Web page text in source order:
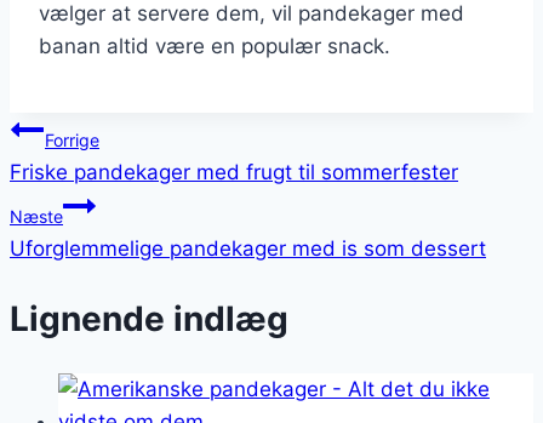
vælger at servere dem, vil pandekager med
banan altid være en populær snack.
Indlægsnavigation
Forrige
Friske pandekager med frugt til sommerfester
Næste
Uforglemmelige pandekager med is som dessert
Lignende indlæg